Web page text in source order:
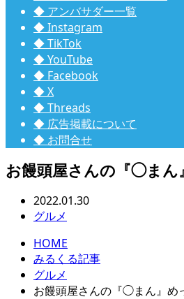
◆ アンバサダー一覧
◆ Instagram
◆ TikTok
◆ YouTube
◆ Facebook
◆ X
◆ Threads
◆ 広告掲載について
◆ お問合せ
お饅頭屋さんの『◯まん
2022.01.30
グルメ
HOME
みるくる記事
グルメ
お饅頭屋さんの『◯まん』め